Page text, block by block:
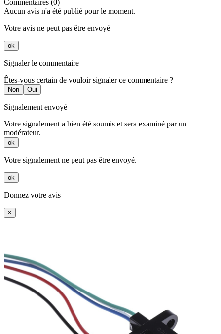
Commentaires (0)
Aucun avis n'a été publié pour le moment.
Votre avis ne peut pas être envoyé
ok
Signaler le commentaire
Êtes-vous certain de vouloir signaler ce commentaire ?
Non Oui
Signalement envoyé
Votre signalement a bien été soumis et sera examiné par un
modérateur.
ok
Votre signalement ne peut pas être envoyé.
ok
Donnez votre avis
×